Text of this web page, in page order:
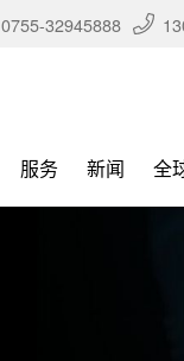
0755-32945888
服务 新闻 全